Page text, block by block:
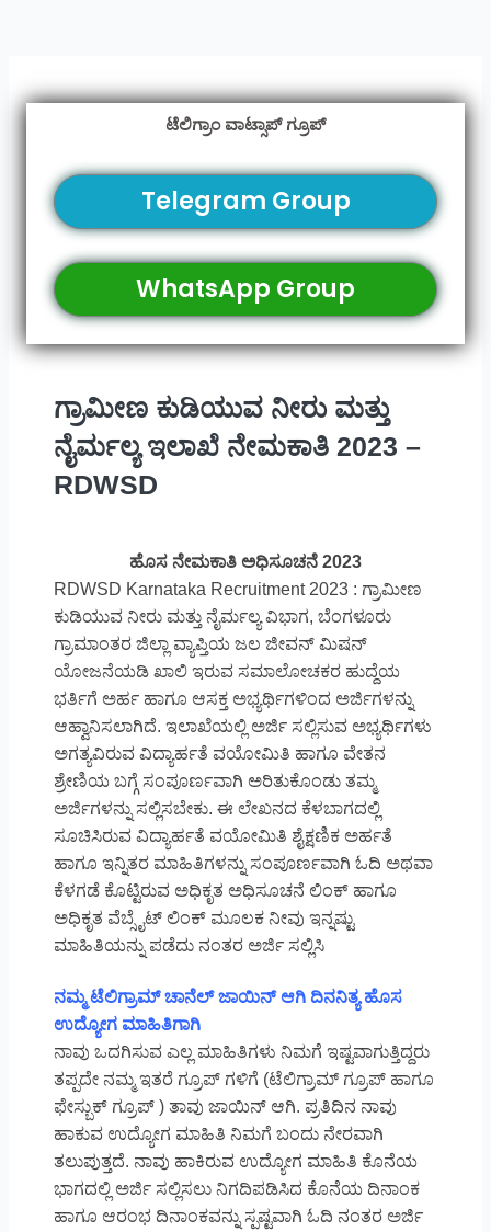
ಟೆಲಿಗ್ರಾಂ ವಾಟ್ಸಾಪ್ ಗ್ರೂಪ್
Telegram Group
WhatsApp Group
ಗ್ರಾಮೀಣ ಕುಡಿಯುವ ನೀರು ಮತ್ತು
ನೈರ್ಮಲ್ಯ ಇಲಾಖೆ ನೇಮಕಾತಿ 2023 –
RDWSD
ಹೊಸ ನೇಮಕಾತಿ ಅಧಿಸೂಚನೆ 2023
RDWSD Karnataka Recruitment 2023 : ಗ್ರಾಮೀಣ
ಕುಡಿಯುವ ನೀರು ಮತ್ತು ನೈರ್ಮಲ್ಯ ವಿಭಾಗ, ಬೆಂಗಳೂರು
ಗ್ರಾಮಾಂತರ ಜಿಲ್ಲಾ ವ್ಯಾಪ್ತಿಯ ಜಲ ಜೀವನ್ ಮಿಷನ್
ಯೋಜನೆಯಡಿ ಖಾಲಿ ಇರುವ ಸಮಾಲೋಚಕರ ಹುದ್ದೆಯ
ಭರ್ತಿಗೆ ಅರ್ಹ ಹಾಗೂ ಆಸಕ್ತ ಅಭ್ಯರ್ಥಿಗಳಿಂದ ಅರ್ಜಿಗಳನ್ನು
ಆಹ್ವಾನಿಸಲಾಗಿದೆ. ಇಲಾಖೆಯಲ್ಲಿ ಅರ್ಜಿ ಸಲ್ಲಿಸುವ ಅಭ್ಯರ್ಥಿಗಳು
ಅಗತ್ಯವಿರುವ ವಿದ್ಯಾರ್ಹತೆ ವಯೋಮಿತಿ ಹಾಗೂ ವೇತನ
ಶ್ರೇಣಿಯ ಬಗ್ಗೆ ಸಂಪೂರ್ಣವಾಗಿ ಅರಿತುಕೊಂಡು ತಮ್ಮ
ಅರ್ಜಿಗಳನ್ನು ಸಲ್ಲಿಸಬೇಕು. ಈ ಲೇಖನದ ಕೆಳಬಾಗದಲ್ಲಿ
ಸೂಚಿಸಿರುವ ವಿದ್ಯಾರ್ಹತೆ ವಯೋಮಿತಿ ಶೈಕ್ಷಣಿಕ ಅರ್ಹತೆ
ಹಾಗೂ ಇನ್ನಿತರ ಮಾಹಿತಿಗಳನ್ನು ಸಂಪೂರ್ಣವಾಗಿ ಓದಿ ಅಥವಾ
ಕೆಳಗಡೆ ಕೊಟ್ಟಿರುವ ಅಧಿಕೃತ ಅಧಿಸೂಚನೆ ಲಿಂಕ್ ಹಾಗೂ
ಅಧಿಕೃತ ವೆಬ್ಸೈಟ್ ಲಿಂಕ್ ಮೂಲಕ ನೀವು ಇನ್ನಷ್ಟು
ಮಾಹಿತಿಯನ್ನು ಪಡೆದು ನಂತರ ಅರ್ಜಿ ಸಲ್ಲಿಸಿ
ನಮ್ಮ ಟೆಲಿಗ್ರಾಮ್ ಚಾನೆಲ್ ಜಾಯಿನ್ ಆಗಿ ದಿನನಿತ್ಯ ಹೊಸ
ಉದ್ಯೋಗ ಮಾಹಿತಿಗಾಗಿ
ನಾವು ಒದಗಿಸುವ ಎಲ್ಲ ಮಾಹಿತಿಗಳು ನಿಮಗೆ ಇಷ್ಟವಾಗುತ್ತಿದ್ದರು
ತಪ್ಪದೇ ನಮ್ಮ ಇತರೆ ಗ್ರೂಪ್ ಗಳಿಗೆ (ಟೆಲಿಗ್ರಾಮ್ ಗ್ರೂಪ್ ಹಾಗೂ
ಫೇಸ್ಬುಕ್ ಗ್ರೂಪ್ ) ತಾವು ಜಾಯಿನ್ ಆಗಿ. ಪ್ರತಿದಿನ ನಾವು
ಹಾಕುವ ಉದ್ಯೋಗ ಮಾಹಿತಿ ನಿಮಗೆ ಬಂದು ನೇರವಾಗಿ
ತಲುಪುತ್ತದೆ. ನಾವು ಹಾಕಿರುವ ಉದ್ಯೋಗ ಮಾಹಿತಿ ಕೊನೆಯ
ಭಾಗದಲ್ಲಿ ಅರ್ಜಿ ಸಲ್ಲಿಸಲು ನಿಗದಿಪಡಿಸಿದ ಕೊನೆಯ ದಿನಾಂಕ
ಹಾಗೂ ಆರಂಭ ದಿನಾಂಕವನ್ನು ಸ್ಪಷ್ಟವಾಗಿ ಓದಿ ನಂತರ ಅರ್ಜಿ